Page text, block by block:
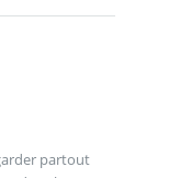
partout